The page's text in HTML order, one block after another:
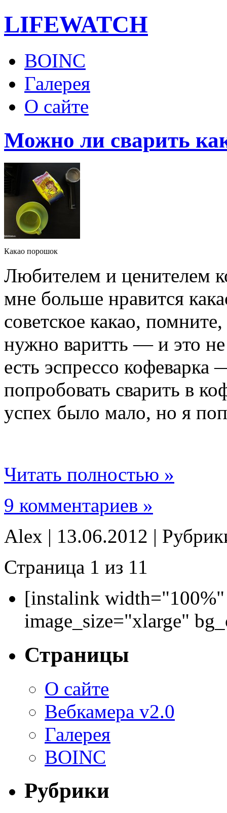
LIFEWATCH
BOINC
Галерея
О сайте
Можно ли сварить
Какао порошок
Любителем и ценителем
мне больше нравится
советское какао,
нужно варитть — и это
есть эспрессо
попробовать сварить в
успех было мало, но я
Читать полностью »
9 комментариев »
Alex | 13.06.2012 |
Страница 1 из 11
[instalink
image_size="xlarge"
Страницы
О сайте
Вебкамера v2.0
Галерея
BOINC
Рубрики